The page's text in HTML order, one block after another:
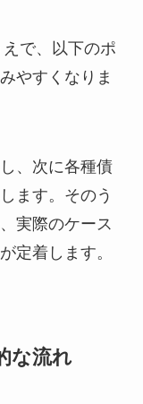
で、以下のポ
やすくなりま
、次に各種債
ます。そのう
実際のケース
定着します。
な流れ